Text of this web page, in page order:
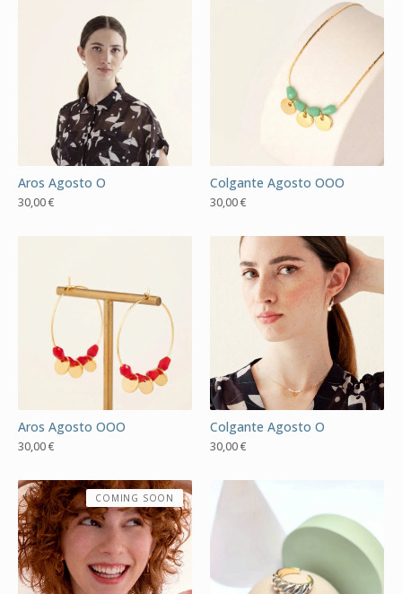
Aros Agosto O
30,00€
Colgante Agosto OOO
30,00€
Aros Agosto OOO
30,00€
Colgante Agosto O
30,00€
COMING SOON